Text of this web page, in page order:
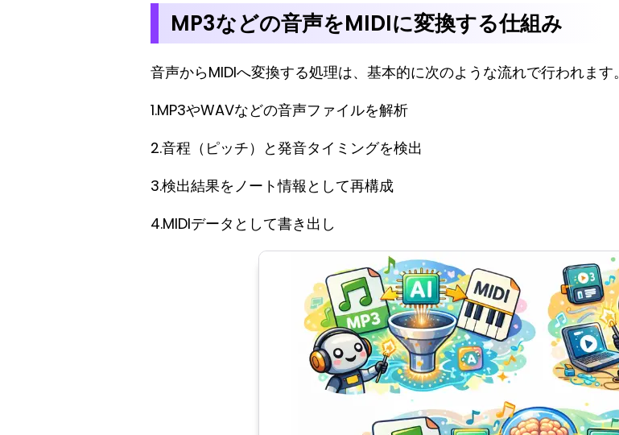
MP3などの音声をMIDIに変換する仕組み
音声からMIDIへ変換する処理は、基本的に次のような流れで行われます。
1.MP3やWAVなどの音声ファイルを解析
2.音程（ピッチ）と発音タイミングを検出
3.検出結果をノート情報として再構成
4.MIDIデータとして書き出し